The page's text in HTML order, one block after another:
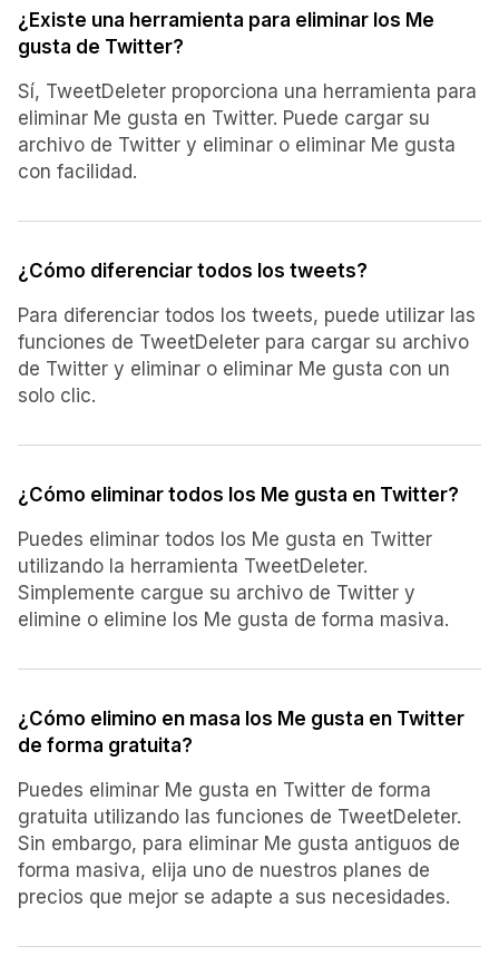
¿Existe una herramienta para eliminar los Me
gusta de Twitter?
Sí, TweetDeleter proporciona una herramienta para
eliminar Me gusta en Twitter. Puede cargar su
archivo de Twitter y eliminar o eliminar Me gusta
con facilidad.
¿Cómo diferenciar todos los tweets?
Para diferenciar todos los tweets, puede utilizar las
funciones de TweetDeleter para cargar su archivo
de Twitter y eliminar o eliminar Me gusta con un
solo clic.
¿Cómo eliminar todos los Me gusta en Twitter?
Puedes eliminar todos los Me gusta en Twitter
utilizando la herramienta TweetDeleter.
Simplemente cargue su archivo de Twitter y
elimine o elimine los Me gusta de forma masiva.
¿Cómo elimino en masa los Me gusta en Twitter
de forma gratuita?
Puedes eliminar Me gusta en Twitter de forma
gratuita utilizando las funciones de TweetDeleter.
Sin embargo, para eliminar Me gusta antiguos de
forma masiva, elija uno de nuestros planes de
precios que mejor se adapte a sus necesidades.